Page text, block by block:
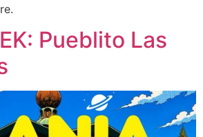
Pueblito Las